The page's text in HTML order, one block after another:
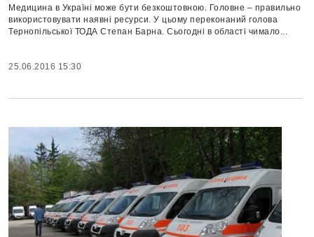
Медицина в Україні може бути безкоштовною. Головне – правильно
використовувати наявні ресурси. У цьому переконаний голова
Тернопільської ТОДА Степан Барна. Сьогодні в області чимало...
25.06.2016 15:30